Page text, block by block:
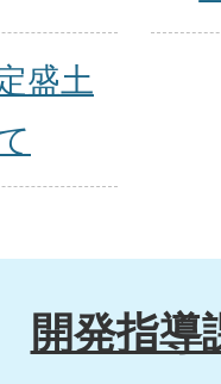
盛土
開発指導